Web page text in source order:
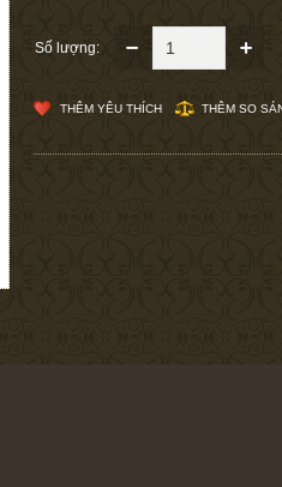
Số lượng:
THÊM YÊU THÍCH THÊM SO